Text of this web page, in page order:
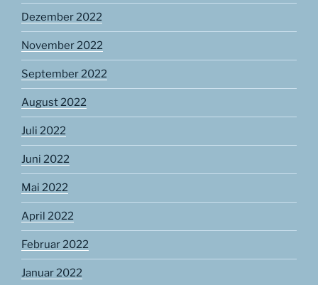
Dezember 2022
November 2022
September 2022
August 2022
Juli 2022
Juni 2022
Mai 2022
April 2022
Februar 2022
Januar 2022